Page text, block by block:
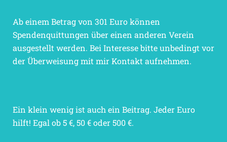
Ab einem Betrag von 301 Euro können
Spendenquittungen über einen anderen Verein
ausgestellt werden. Bei Interesse bitte unbedingt vor
der Überweisung mit mir Kontakt aufnehmen.
Ein klein wenig ist auch ein Beitrag. Jeder Euro
hilft! Egal ob 5 €, 50 € oder 500 €.